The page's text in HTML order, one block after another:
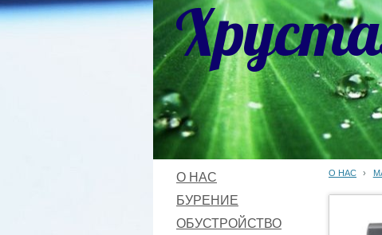
О НАС
БУРЕНИЕ
ОБУСТРОЙСТВО
О НАС ›